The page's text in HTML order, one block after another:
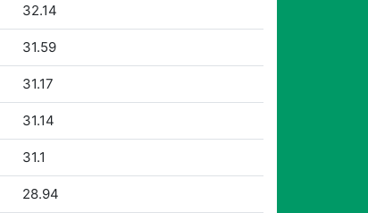
32.14
31.59
31.17
31.14
31.1
28.94